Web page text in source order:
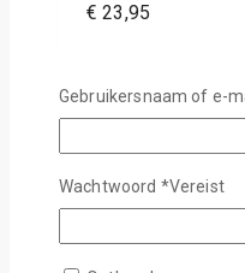
€ 23,95
formaat 30 x 60 cm.
Wishlist
Gebruikersnaam of e-
Wachtwoord *Vereist